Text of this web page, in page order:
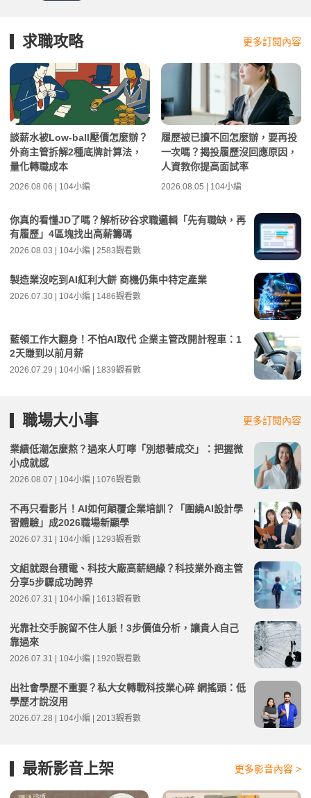
求職攻略 更多訂閱內容
談薪水被Low-ball壓價怎麼辦？
外商主管拆解2種底牌計算法，
量化轉職成本
2026.08.06 | 104小編
履歷被已讀不回怎麼辦，要再投
一次嗎？揭投履歷沒回應原因，
人資教你提高面試率
2026.08.05 | 104小編
你真的看懂JD了嗎？解析矽谷求職邏輯「先有職缺，再
有履歷」4區塊找出高薪籌碼
2026.08.03 | 104小編 | 2583觀看數
製造業沒吃到AI紅利大餅 商機仍集中特定產業
2026.07.30 | 104小編 | 1486觀看數
藍領工作大翻身！不怕AI取代 企業主管改開計程車：1
2天賺到以前月薪
2026.07.29 | 104小編 | 1839觀看數
職場大小事 更多訂閱內容
業績低潮怎麼熬？過來人叮嚀「別想著成交」：把握微
小成就感
2026.08.07 | 104小編 | 1076觀看數
不再只看影片！AI如何顛覆企業培訓？「圍繞AI設計學
習體驗」成2026職場新顯學
2026.07.31 | 104小編 | 1293觀看數
文組就跟台積電、科技大廠高薪絕緣？科技業外商主管
分享5步驟成功跨界
2026.07.31 | 104小編 | 1613觀看數
光靠社交手腕留不住人脈！3步價值分析，讓貴人自己
靠過來
2026.07.31 | 104小編 | 1920觀看數
出社會學歷不重要？私大女轉戰科技業心碎 網搖頭：低
學歷才說沒用
2026.07.28 | 104小編 | 2013觀看數
最新影音上架 更多影音內容 >